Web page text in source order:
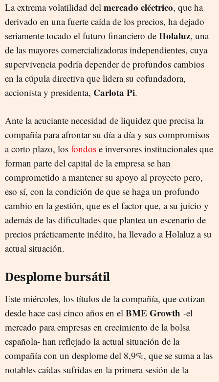
La extrema volatilidad del mercado eléctrico, que ha
derivado en una fuerte caída de los precios, ha dejado
seriamente tocado el futuro financiero de Holaluz, una
de las mayores comercializadoras independientes, cuya
supervivencia podría depender de profundos cambios
en la cúpula directiva que lidera su cofundadora,
accionista y presidenta, Carlota Pi.
Ante la acuciante necesidad de liquidez que precisa la
compañía para afrontar su día a día y sus compromisos
a corto plazo, los fondos e inversores institucionales que
forman parte del capital de la empresa se han
comprometido a mantener su apoyo al proyecto pero,
eso sí, con la condición de que se haga un profundo
cambio en la gestión, que es el factor que, a su juicio y
además de las dificultades que plantea un escenario de
precios prácticamente inédito, ha llevado a Holaluz a su
actual situación.
Desplome bursátil
Este miércoles, los títulos de la compañía, que cotizan
desde hace casi cinco años en el BME Growth -el
mercado para empresas en crecimiento de la bolsa
española- han reflejado la actual situación de la
compañía con un desplome del 8,9%, que se suma a las
notables caídas sufridas en la primera sesión de la